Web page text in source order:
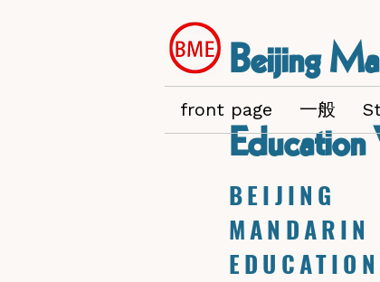
Beijing
BEIJING
MANDARIN
EDUCATION
front page 一般